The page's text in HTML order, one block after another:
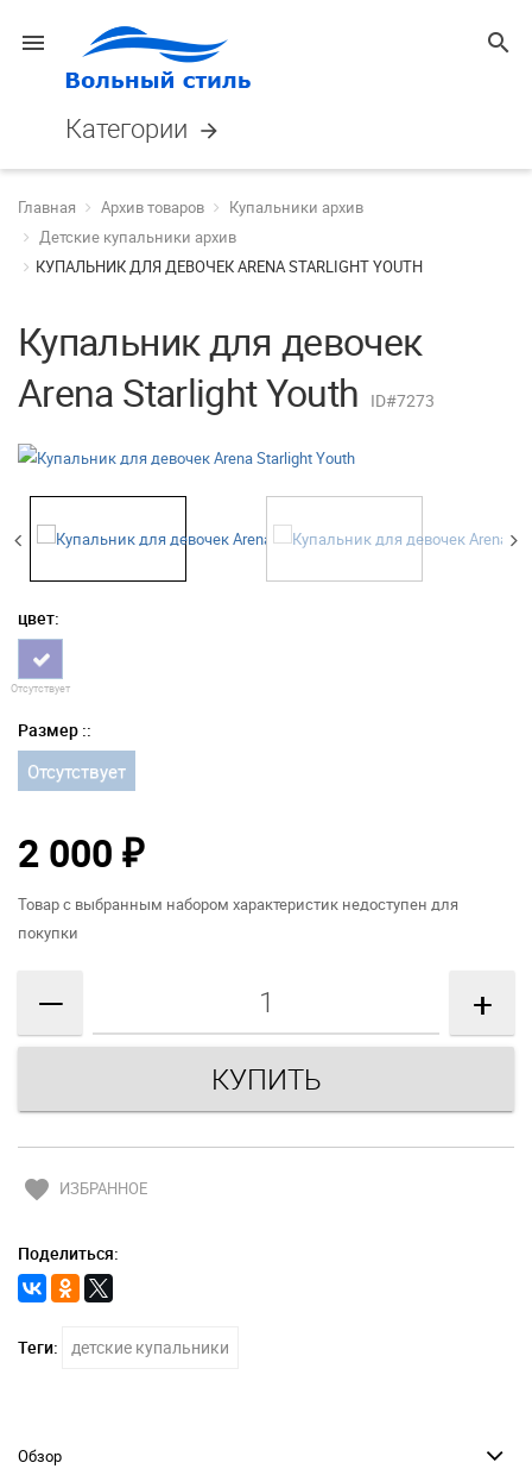
menu search
Категории arrow_forward
Главная Архив товаров
Купальники архив
Детские купальники архив
КУПАЛЬНИК ДЛЯ ДЕВОЧЕК ARENA STARLIGHT YOUTH
Купальник для девочек
Arena Starlight Youth
ID#7273
цвет:
Отсутствует
Размер ::
Отсутствует
2 000 ₽
Товар с выбранным набором характеристик недоступен для
покупки
— +
favorite ИЗБРАННОЕ
Поделиться:
Теги: детские купальники
Обзор